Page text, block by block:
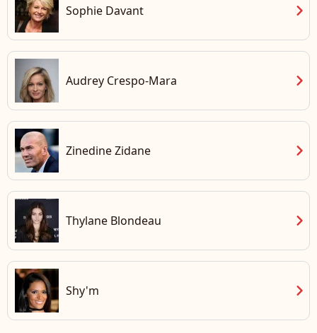
Sophie Davant chevron_right
Audrey Crespo-Mara chevron_right
Zinedine Zidane chevron_right
Thylane Blondeau chevron_right
Shy'm chevron_right